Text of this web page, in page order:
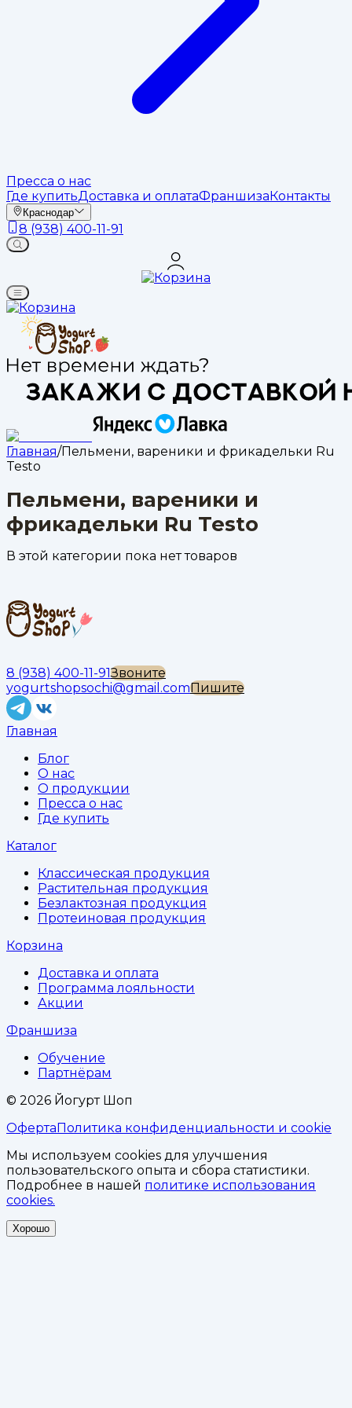
Пресса о нас
Где купитьДоставка и оплатаФраншизаКонтакты
Краснодар
8 (938) 400-11-91
Главная/Пельмени, вареники и фрикадельки Ru
Testo
Пельмени, вареники и
фрикадельки Ru Testo
В этой категории пока нет товаров
8 (938) 400-11-91Звоните
yogurtshopsochi@gmail.comПишите
Главная
Блог
О нас
О продукции
Пресса о нас
Где купить
Каталог
Классическая продукция
Растительная продукция
Безлактозная продукция
Протеиновая продукция
Корзина
Доставка и оплата
Программа лояльности
Акции
Франшиза
Обучение
Партнёрам
© 2026 Йогурт Шоп
ОфертаПолитика конфиденциальности и cookie
Мы используем cookies для улучшения
пользовательского опыта и сбора статистики.
Подробнее в нашей политике использования
cookies.
Хорошо